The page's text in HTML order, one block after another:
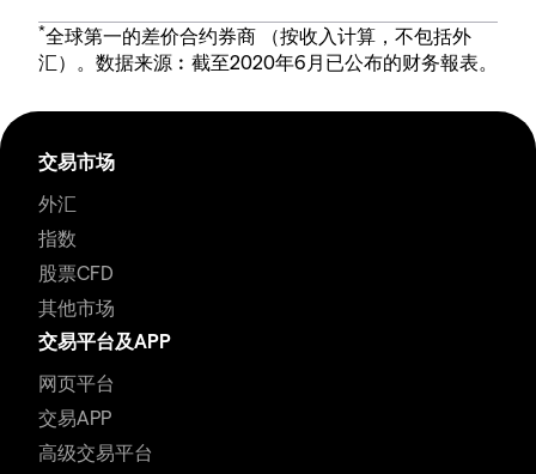
*全球第一的差价合约券商 （按收入计算，不包括外
汇）。数据来源︰截至2020年6月已公布的财务報表。
交易市场
外汇
指数
股票CFD
其他市场
交易平台及APP
网页平台
交易APP
高级交易平台